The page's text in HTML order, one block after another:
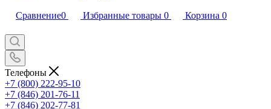
Сравнение0 Избранные товары 0 Корзина 0
Телефоны
+7 (800) 222-95-10
+7 (846) 201-76-11
+7 (846) 202-77-81